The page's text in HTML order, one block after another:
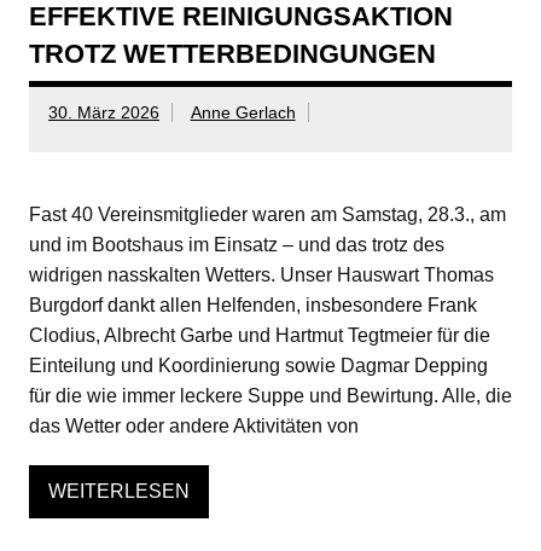
EFFEKTIVE REINIGUNGSAKTION
TROTZ WETTERBEDINGUNGEN
30. März 2026 Anne Gerlach
Fast 40 Vereinsmitglieder waren am Samstag, 28.3., am
und im Bootshaus im Einsatz – und das trotz des
widrigen nasskalten Wetters. Unser Hauswart Thomas
Burgdorf dankt allen Helfenden, insbesondere Frank
Clodius, Albrecht Garbe und Hartmut Tegtmeier für die
Einteilung und Koordinierung sowie Dagmar Depping
für die wie immer leckere Suppe und Bewirtung. Alle, die
das Wetter oder andere Aktivitäten von
WEITERLESEN